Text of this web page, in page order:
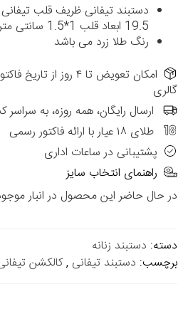
دستبند تیفانی ظریف قلب
19.5 ابعاد قلب 1*1.5 سانتی متر می باشد.
رنگ طلا زرد می باشد
امکان تعویض تا ۴ روز
گالری
ارسال رایگان، همه روزه، به سراسر
طلای ۱۸ عیار با ارائه فاکتور رسمی
پشتیبانی در ساعات اداری
راهنمای انتخاب سایز
در حال حاضر این محصول در انبار
دسته: دستبند زنانه
برچسب: دستبند تیفانی ,کالکشن